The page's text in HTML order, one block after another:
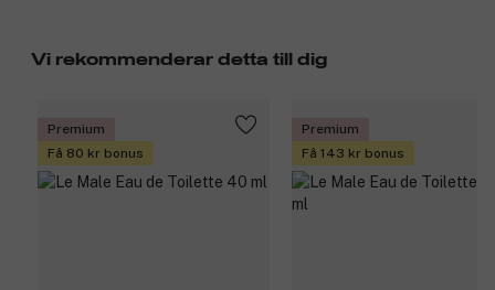
Vi rekommenderar detta till dig
Premium
Få 80 kr bonus
Premium
Få 143 kr bonus